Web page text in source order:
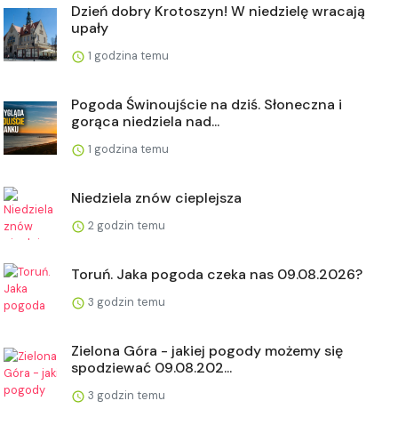
Dzień dobry Krotoszyn! W niedzielę wracają
upały
1 godzina temu
Pogoda Świnoujście na dziś. Słoneczna i
gorąca niedziela nad...
1 godzina temu
Niedziela znów cieplejsza
2 godzin temu
Toruń. Jaka pogoda czeka nas 09.08.2026?
3 godzin temu
Zielona Góra - jakiej pogody możemy się
spodziewać 09.08.202...
3 godzin temu